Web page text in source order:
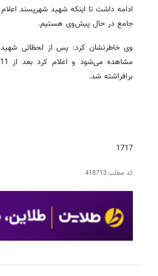
ادامه داشت تا اینکه شهید شهرپسند
جامع در حال پیش‌وی هستیم.
وی خاطرنشان کرد: پس از لحظاتی
برافراشته شد.
1717
کد مطلب418713